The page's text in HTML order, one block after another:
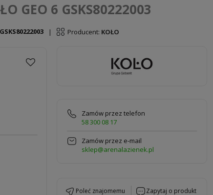
GEO 6 GSKS80222003
GSKS80222003 | Producent: KOŁO
Zamów przez telefon
58 300 08 17
Zamów przez e-mail
sklep@arenalazienek.pl
poleć znajomemu zapytaj o produkt